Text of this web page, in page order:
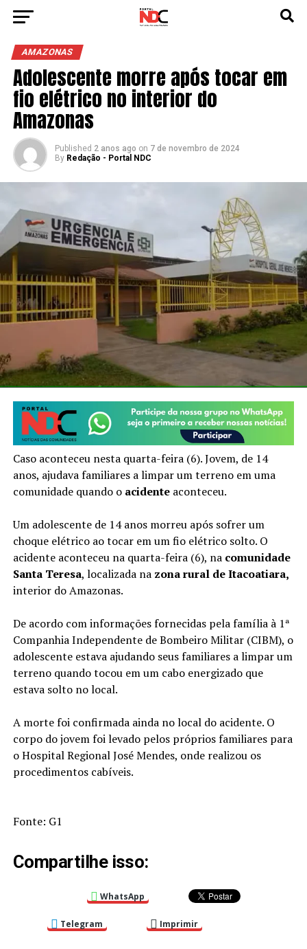
AMAZONAS
Adolescente morre após tocar em
fio elétrico no interior do
Amazonas
Published 2 anos ago on 7 de novembro de 2024
By Redação - Portal NDC
Caso aconteceu nesta quarta-feira (6). Jovem, de 14
anos, ajudava familiares a limpar um terreno em uma
comunidade quando o acidenteaconteceu.
Um adolescente de 14 anos morreu após sofrer um
choque elétrico ao tocar em um fio elétrico solto. O
acidente aconteceu na quarta-feira (6), nacomunidade
Santa Teresa, localizada na zona rural de Itacoatiara,
interior do Amazonas.
De acordo com informações fornecidas pela família à 1ª
Companhia Independente de Bombeiro Militar (CIBM), o
adolescente estava ajudando seus familiares a limpar um
terreno quando tocou em um cabo energizado que
estava solto no local.
A morte foi confirmada ainda no local do acidente. O
corpo do jovem foi levado pelos próprios familiares para
o Hospital Regional José Mendes, onde realizou os
procedimentos cabíveis.
Fonte: G1
Compartilhe isso:
WhatsApp
Telegram Imprimir